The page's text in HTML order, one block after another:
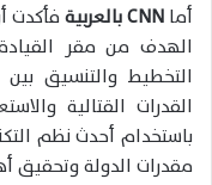
أماCNN بالعربية
فأكدت
الهدف من مقر
التخطيط والتنسيق
القدرات القتالية
باستخدام أحدث نظم
مقدرات الدولة وتحقيق